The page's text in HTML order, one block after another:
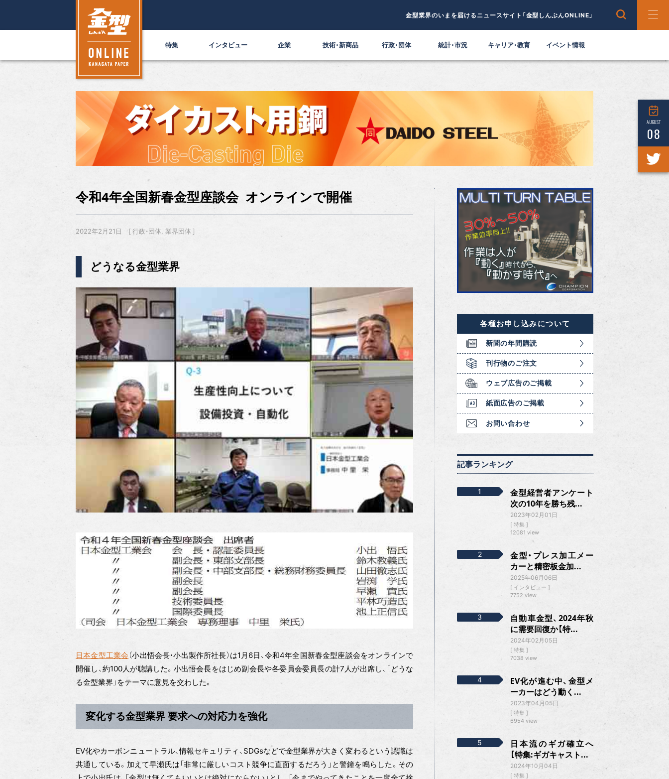
金型業界のいまを届けるニュースサイト「金型しんぶんONLINE」
特集 インタビュー 企業 技術・新商品 行政・団体 統計・市況 キャリア・教育 イベント情報
AUGUST
08
令和4年全国新春金型座談会 オンラインで開催
2022年2月21日 行政・団体 業界団体
どうなる金型業界
日本金型工業会 （小出悟会長・小出製作所社長）は1月6日、令和4年全国新春金型座談会をオンラインで
開催し、約100人が聴講した。小出悟会長をはじめ副会長や各委員会委員長の計7人が出席し、「どうな
る金型業界」をテーマに意見を交わした。
変化する金型業界 要求への対応力を強化
EV化やカーボンニュートラル、情報セキュリティ、SDGsなどで金型業界が大きく変わるという認識は
共通している。加えて早瀬氏は「非常に厳しいコスト競争に直面するだろう」と警鐘を鳴らした。その
各種お申し込みについて
新聞の年間購読
刊行物のご注文
ウェブ広告のご掲載
紙面広告のご掲載
お問い合わせ
記事ランキング
金型経営者アンケート
次の10年を勝ち残...
2023年02月01日
特集
12081 view
金型・プレス加工メー
カーと精密板金加...
2025年06月06日
インタビュー
7752 view
自動車金型、2024年秋
に需要回復か【特...
2024年02月05日
特集
7038 view
EV化が進む中、金型メ
ーカーはどう動く...
2023年04月05日
特集
6954 view
日本流のギガ確立へ
【特集:ギガキャスト...
2024年10月04日
特集